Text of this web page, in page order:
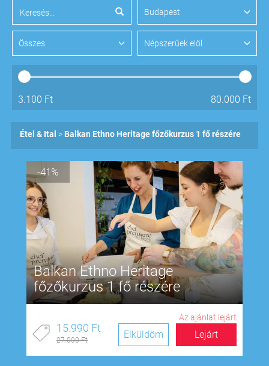
Budapest
Összes Népszerűek elöl
3.100 Ft 80.000 Ft
Étel & Ital Balkan Ethno Heritage főzőkurzus 1 fő részére
-41%
Balkan Ethno Heritage
főzőkurzus 1 fő részére
Az ajánlat lejárt
15.990 Ft
27.000 Ft Lejárt
Elküldöm